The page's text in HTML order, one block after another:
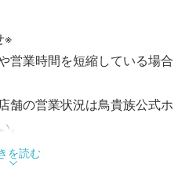
※
営業時間を短縮している場合
舗の営業状況は鳥貴族公式ホ
を読む